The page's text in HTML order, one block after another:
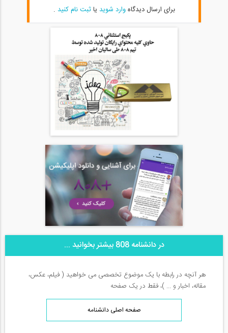
برای ارسال دیدگاهوارد شوید یاثبت نام کنید .
در دانشنامه 808 بیشتر بخوانید ...
هر آنچه در رابطه با یک موضوع تخصصی می خواهید ( فیلم، عکس،
مقاله، اخبار و ... )، فقط در یک صفحه
صفحه اصلی دانشنامه